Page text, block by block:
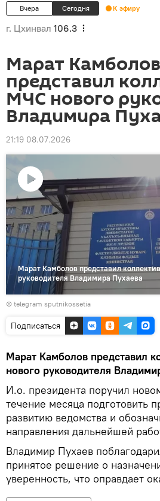
Вчера Сегодня К эфиру
г. Цхинвал 106.3
Марат Камболов
представил
МЧС нового
Владимира
21:19 08.07.2026
Воспроизвести
видео
Марат Камболов представил
руководителя Владимира Пухаева
© telegram sputnikossetia
Подписаться
Марат Камболов представил
нового руководителя
И.о. президента поручил
течение месяца подготовить
развитию ведомства и
направления дальнейшей
Владимир Пухаев
принятое решение о
уверенность, что оправдает